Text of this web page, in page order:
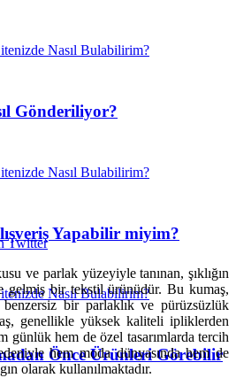
Gönderiliyor?
Yapabilir miyim?
Önce Ürünleri Görebilir
Twitter
ve parlak yüzeyiyle tanınan, şıklığın
gelmiş bir tekstil ürünüdür. Bu kumaş,
bir parlaklık ve pürüzsüzlük
genellikle yüksek kaliteli ipliklerden
günlük hem de özel tasarımlarda tercih
hem moda dünyasında hem de
olarak kullanılmaktadır.